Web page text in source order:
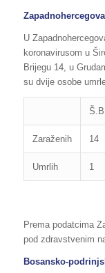
U
koronavirusom u
Brijegu 14, u
su dvije osobe
Zaraženih 14
Umrlih 1
Prema podatcima
pod zdravstvenim
Bosansko-